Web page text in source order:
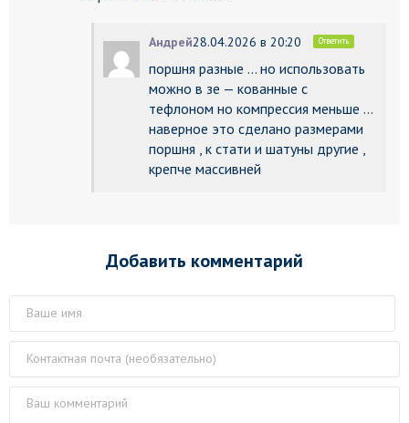
Андрей28.04.2026 в 20:20 Ответить
поршня разные … но использовать
можно в зе — кованные с
тефлоном но компрессия меньше …
наверное это сделано размерами
поршня , к стати и шатуны другие ,
крепче массивней
Добавить комментарий